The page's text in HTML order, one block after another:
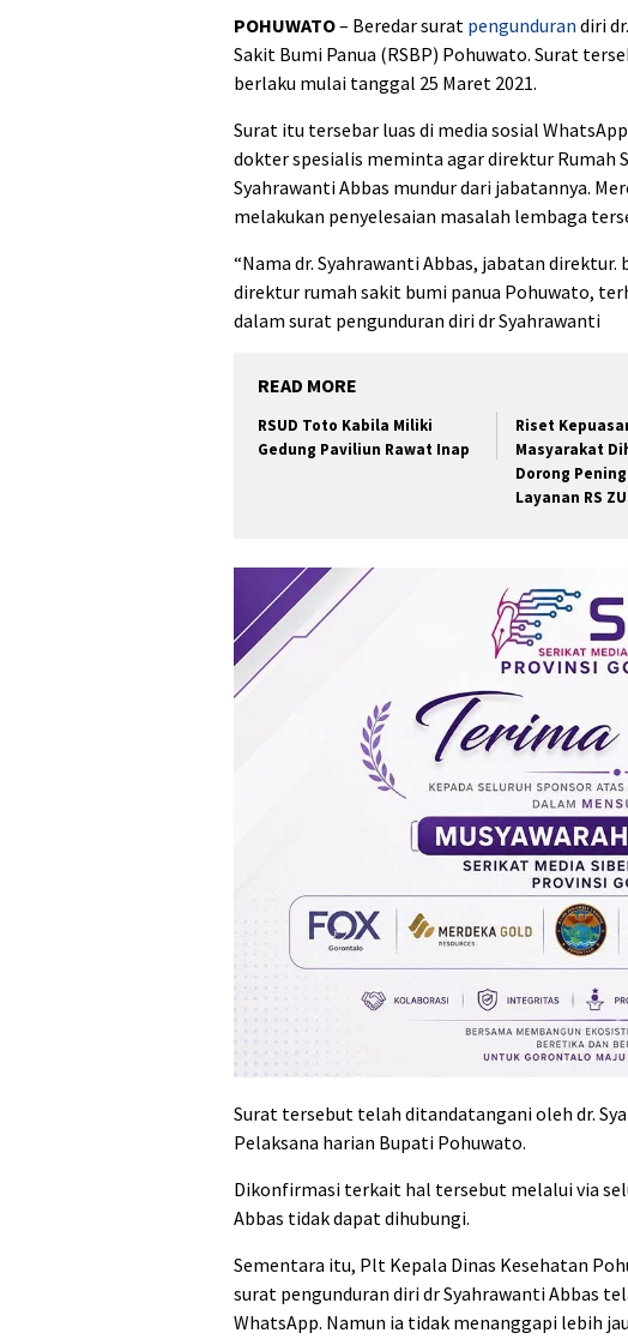
POHUWATO– Beredar surat pengunduran diri
Sakit Bumi Panua (RSBP) Pohuwato. Surat
berlaku mulai tanggal 25 Maret 2021.
Surat itu tersebar luas di media sosial
dokter spesialis meminta agar direktur Rumah
Syahrawanti Abbas mundur dari jabatannya.
melakukan penyelesaian masalah lembaga
“Nama dr. Syahrawanti Abbas, jabatan
direktur rumah sakit bumi panua Pohuwato,
dalam surat pengunduran diri dr Syahrawanti
READ MORE
RSUD Toto Kabila Miliki
Gedung Paviliun Rawat Inap
Riset
Masyarakat
Dorong
Layanan RS
Surat tersebut telah ditandatangani oleh dr.
Pelaksana harian Bupati Pohuwato.
Dikonfirmasi terkait hal tersebut melalui via
Abbas tidak dapat dihubungi.
Sementara itu, Plt Kepala Dinas Kesehatan
surat pengunduran diri dr Syahrawanti Abbas
WhatsApp. Namun ia tidak menanggapi lebih